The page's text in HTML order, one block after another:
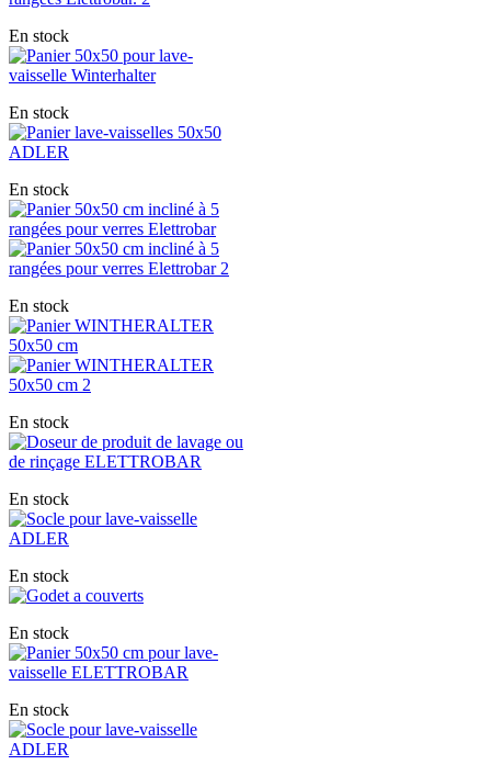
En stock
En stock
En stock
En stock
En stock
En stock
En stock
En stock
En stock